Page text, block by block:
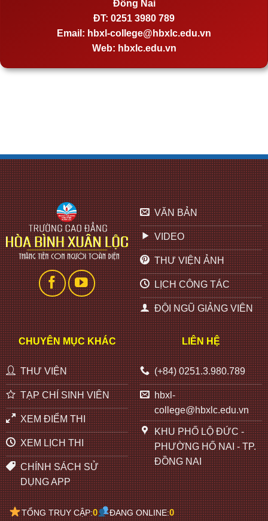
Đồng Nai
ĐT: 0251 3980 789
Email: hbxl-college@hbxlc.edu.vn
Web: hbxlc.edu.vn
VĂN BẢN
VIDEO
THƯ VIỆN ẢNH
LỊCH CÔNG TÁC
ĐỘI NGŨ GIẢNG VIÊN
CHUYÊN MỤC KHÁC
THƯ VIỆN
TẠP CHÍ SINH VIÊN
XEM ĐIỂM THI
XEM LỊCH THI
CHÍNH SÁCH SỬ
DỤNG APP
LIÊN HỆ
(+84) 0251.3.980.789
hbxl-
college@hbxlc.edu.vn
KHU PHỐ LỘ ĐỨC -
PHƯỜNG HỐ NAI - TP.
ĐỒNG NAI
TỔNG TRUY CẬP:0 ĐANG ONLINE:0